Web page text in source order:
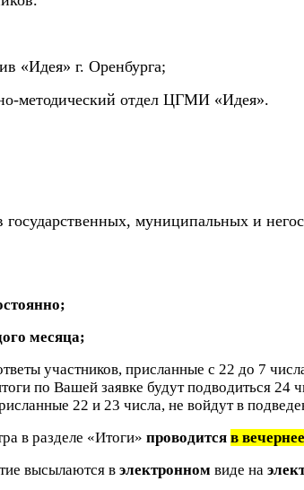
«Идея» г. Оренбурга;
методический отдел ЦГМИ «Идея».
муниципальных и
месяца;
участников, присланные с 22 до 7
по Вашей заявке будут подводиться 24
22 и 23 числа, не войдут в
в разделе «Итоги» проводится в
высылаются в электронном виде на